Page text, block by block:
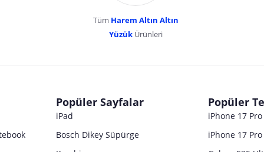
YENİBOSNA MERKEZ MAH LADİN SOK
Tüm Harem Altın Altın
YüzükÜrünleri
Popüler Sayfalar
iPad
Bosch Dikey Süpürge
Popüler
iPhone 17
iPhone 17 Pro